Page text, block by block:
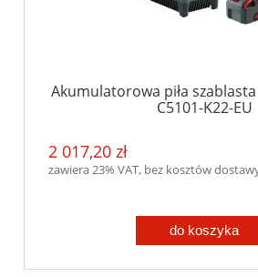
Akumulatorowa piła
C5101-K22-EU
2 017,20 zł
zawiera 23% VAT, bez kosztów
do koszyka